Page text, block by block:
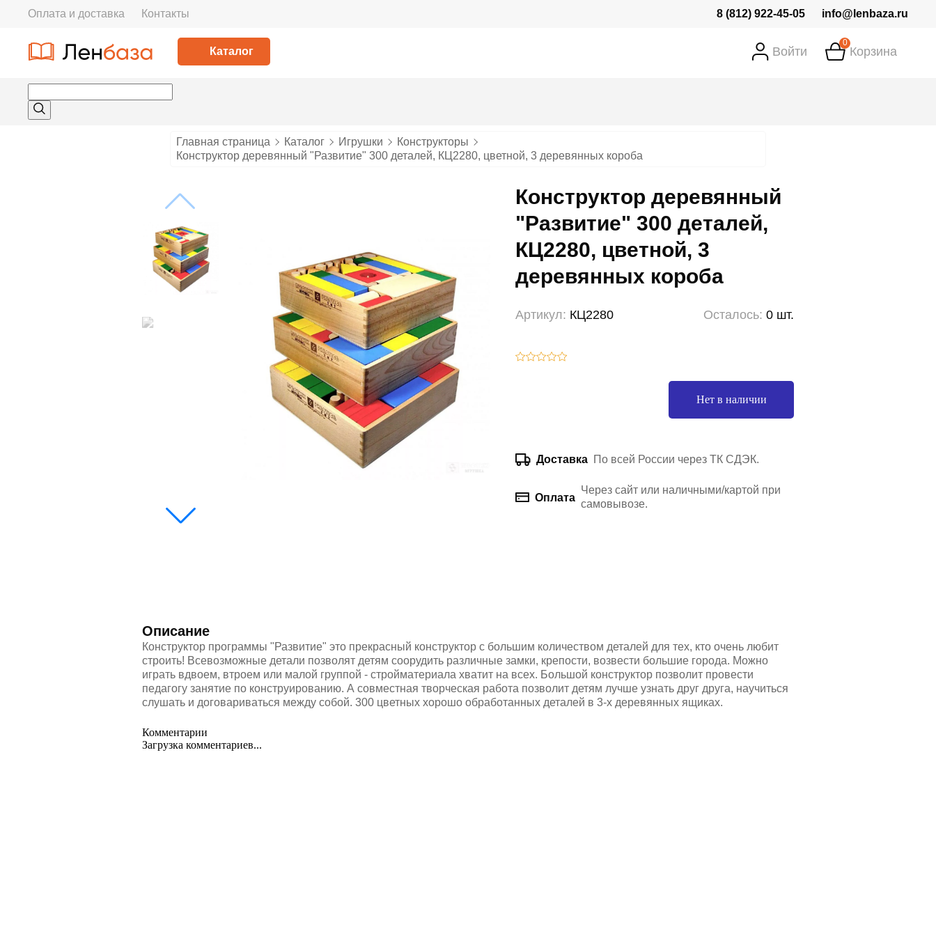
Оплата и доставка Контакты 8 (812) 922-45-05 info@lenbaza.ru
Каталог Войти Корзина
0
Главная страница Каталог Игрушки
Конструкторы
Конструктор деревянный "Развитие" 300 деталей, КЦ2280, цветной, 3 деревянных короба
Конструктор деревянный
"Развитие" 300 деталей,
КЦ2280, цветной, 3
деревянных короба
Артикул: КЦ2280 Осталось: 0 шт.
Нет в наличии
Доставка По всей России через ТК СДЭК.
Оплата
Через сайт или наличными/картой при
самовывозе.
Описание
Конструктор программы "Развитие" это прекрасный конструктор с большим количеством деталей для тех, кто очень любит
строить! Всевозможные детали позволят детям соорудить различные замки, крепости, возвести большие города. Можно
играть вдвоем, втроем или малой группой - стройматериала хватит на всех. Большой конструктор позволит провести
педагогу занятие по конструированию. А совместная творческая работа позволит детям лучше узнать друг друга, научиться
слушать и договариваться между собой. 300 цветных хорошо обработанных деталей в 3-х деревянных ящиках.
Комментарии
Загрузка комментариев...